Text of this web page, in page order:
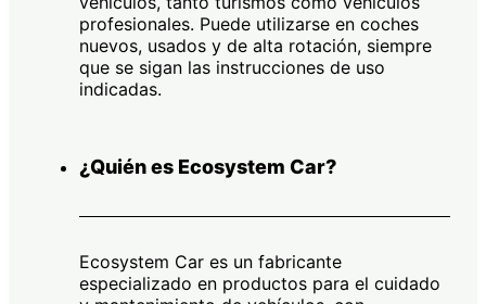
profesionales. Puede utilizarse en coches
nuevos, usados y de alta rotación, siempre
que se sigan las instrucciones de uso
indicadas.
¿Quién es Ecosystem Car?
Ecosystem Car es un fabricante
especializado en productos para el cuidado